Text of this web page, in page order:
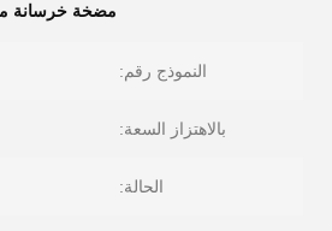
مضخة خرسانة
النموذج رقم:
بالاهتزاز السعة:
الحالة: